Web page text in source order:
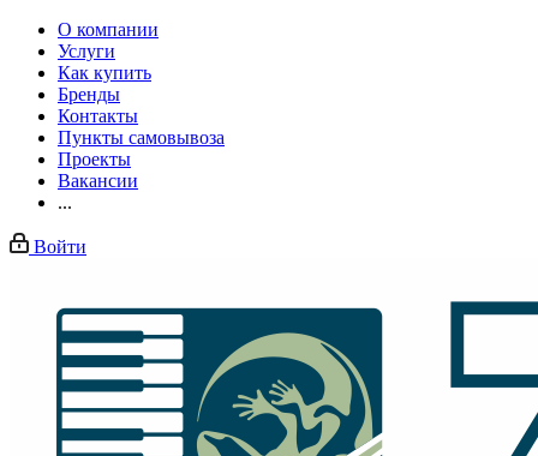
О компании
Услуги
Как купить
Бренды
Контакты
Пункты самовывоза
Проекты
Вакансии
...
Войти